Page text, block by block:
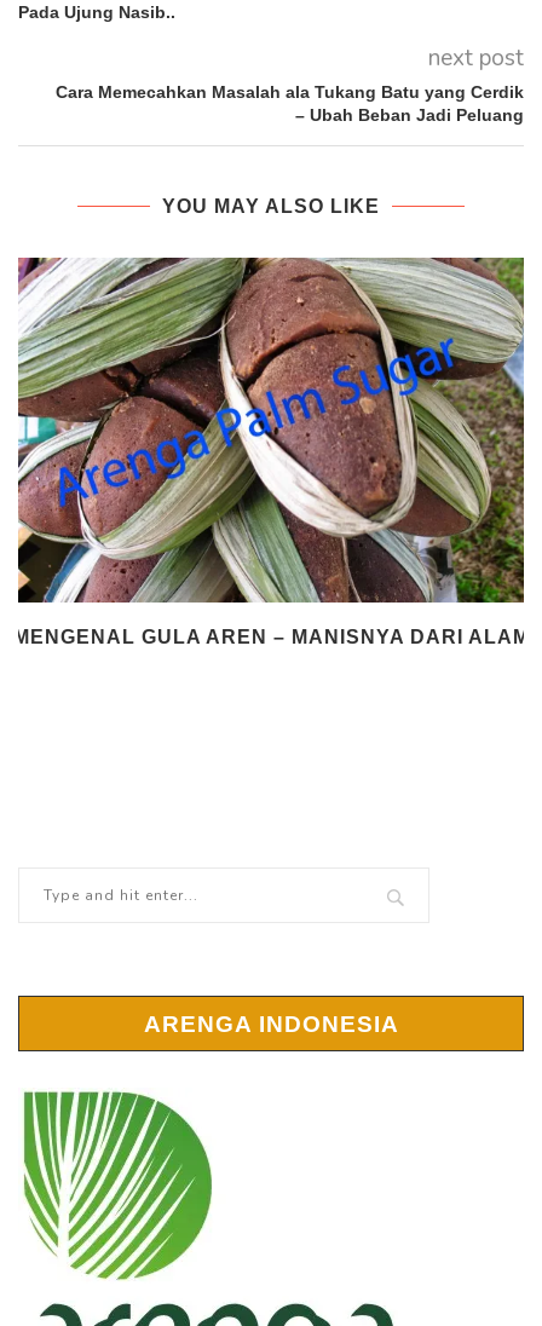
Pada Ujung Nasib..
next post
Cara Memecahkan Masalah ala Tukang Batu yang Cerdik
– Ubah Beban Jadi Peluang
YOU MAY ALSO LIKE
MENGENAL GULA AREN – MANISNYA DARI ALAM
ARENGA INDONESIA